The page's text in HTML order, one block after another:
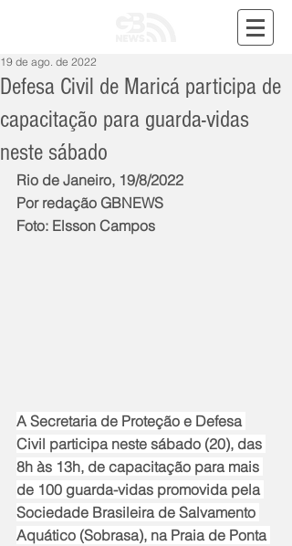
Defesa Civil de Maricá participa de
capacitação para guarda-vidas
neste sábado
19 de ago. de 2022
Rio de Janeiro, 19/8/2022
Por redação GBNEWS
Foto: Elsson Campos
A Secretaria de Proteção e Defesa
Civil participa neste sábado (20), das
8h às 13h, de capacitação para mais
de 100 guarda-vidas promovida pela
Sociedade Brasileira de Salvamento
Aquático (Sobrasa), na Praia de Ponta